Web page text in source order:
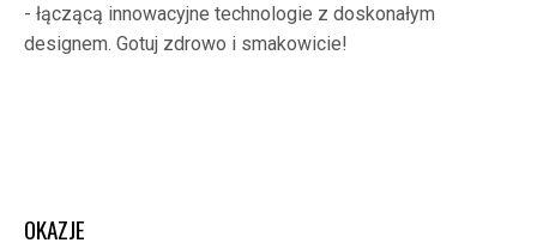
- łączącą innowacyjne technologie z doskonałym
designem. Gotuj zdrowo i smakowicie!
OKAZJE